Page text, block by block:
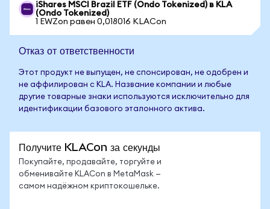
iShares MSCI Brazil ETF (Ondo Tokenized) в KLA
(Ondo Tokenized)
1 EWZon равен 0,018016 KLACon
Отказ от ответственности
Этот продукт не выпущен, не спонсирован, не одобрен и
не аффилирован с KLA. Название компании и любые
другие товарные знаки используются исключительно для
идентификации базового эталонного актива.
Получите KLACon за секунды
Покупайте, продавайте, торгуйте и
обменивайте KLACon в MetaMask —
самом надёжном криптокошельке.